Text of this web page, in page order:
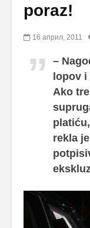
poraz!
16 април, 2011
–
lopov i
Ako
rekla